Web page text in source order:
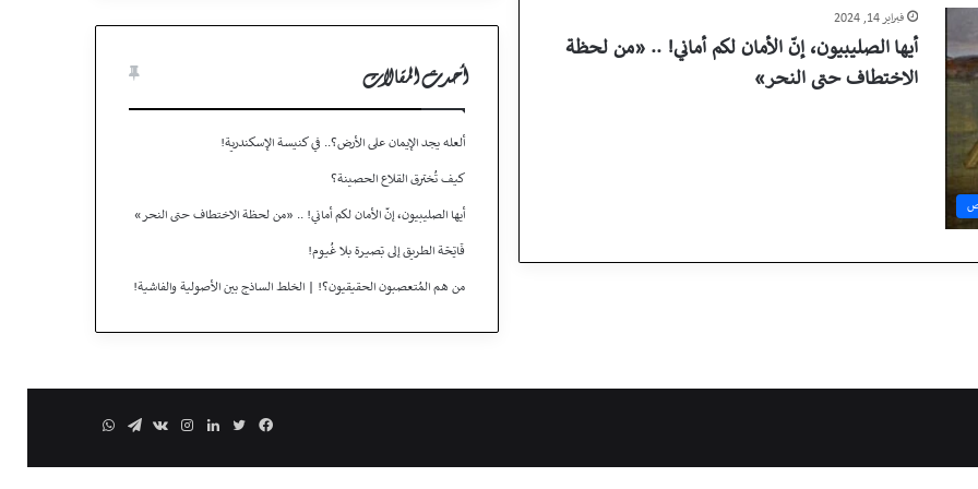
فبراير 14, 2024
أيها الصليبيون، إنّ الأمان لكم أماني! .. «من لحظة
الاختطاف حتى النحر»
أحدث المقالات
ألعله يجد الإيمان على الأرض؟.. في كنيسة الإسكندرية!
كيف تُخترق القلاع الحصينة؟
أيها الصليبيون، إنّ الأمان لكم أماني! .. «من لحظة الاختطاف حتى النحر»
فَاتِحَة الطريق إلى بَصيـرة بلا غُيـوم!
من هم المُتعصبون الحقيقيون؟! | الخلط الساذج بين الأصولية والفاشية!
فيسبوكتويتر لينكدإنانستقرام تيلقرامواتساب